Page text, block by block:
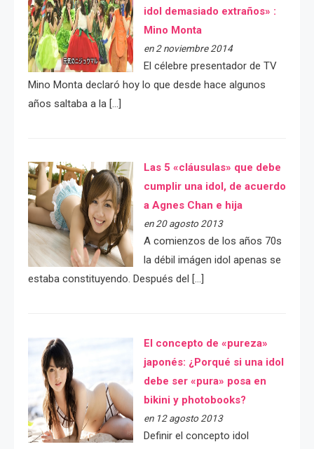
idol demasiado extraños» :
Mino Monta
en 2 noviembre 2014
El célebre presentador de TV
Mino Monta declaró hoy lo que desde hace algunos
años saltaba a la […]
Las 5 «cláusulas» que debe
cumplir una idol, de acuerdo
a Agnes Chan e hija
en 20 agosto 2013
A comienzos de los años 70s
la débil imágen idol apenas se
estaba constituyendo. Después del […]
El concepto de «pureza»
japonés: ¿Porqué si una idol
debe ser «pura» posa en
bikini y photobooks?
en 12 agosto 2013
Definir el concepto idol